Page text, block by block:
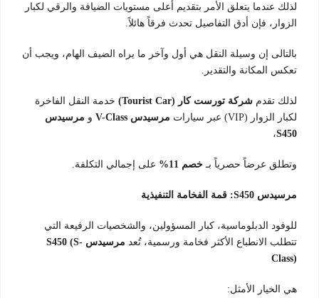
لذلك عندما يتعلق الأمر بتقديم أعلى مستويات الضيافة والرقي لكبار
الزوار، فإن أدق التفاصيل تحدث فرقاً هائلاً.
بالتالى إن وسيلة النقل هي أول وآخر ما يراه الضيف الهام، ويجب أن
تعكس المكانة والتقدير.
لذلك تقدم شركة تورست كار (Tourist Car)
خدمة النقل الفاخرة
لكبار الزوار (VIP) عبر سيارات
مرسيدس V-Class و مرسيدس
S450،
وتطلق عرضاً حصرياً بـ خصم 11% على إجمالي التكلفة.
مرسيدس S450: قمة الفخامة التنفيذية
للوفود الدبلوماسية، كبار المسؤولين، والشخصيات الرفيعة التي
تتطلب الانطباع الأكثر فخامة ورسمية، تُعد
مرسيدس S450 (S-
Class)
هي الخيار الأمثل: